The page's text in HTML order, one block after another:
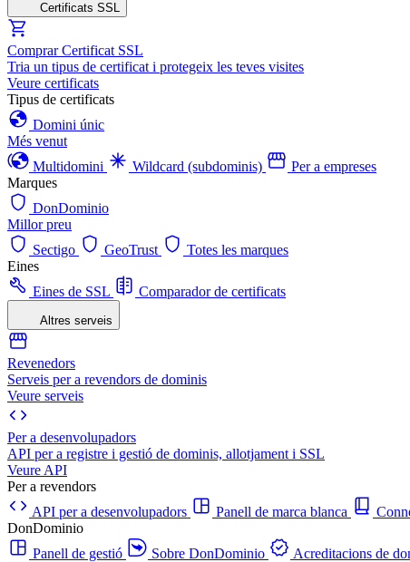
Certificats SSL
Comprar Certificat SSL
Tria un tipus de certificat i protegeix les teves visites
Veure certificats
Tipus de certificats
Domini únic
Més venut
Multidomini
Wildcard (subdominis)
Per a empreses
Marques
DonDominio
Millor preu
Sectigo
GeoTrust
Totes les marques
Eines
Eines de SSL
Comparador de certificats
Altres serveis
Revenedors
Serveis per a revendors de dominis
Veure serveis
Per a desenvolupadors
API per a registre i gestió de dominis, allotjament i SSL
Veure API
Per a revendors
API per a desenvolupadors
Panell de marca blanca
DonDominio
Panell de gestió
Sobre DonDominio Acreditacions de